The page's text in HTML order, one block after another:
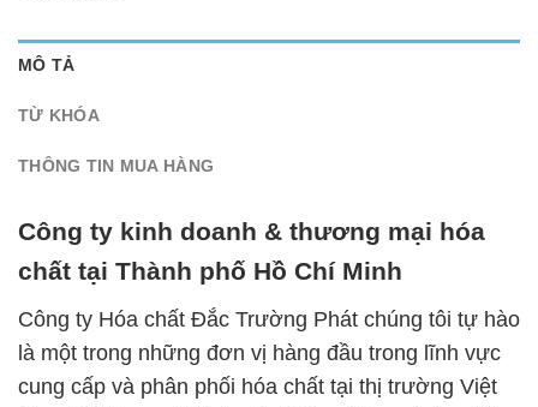
MÔ TẢ
TỪ KHÓA
THÔNG TIN MUA HÀNG
Công ty kinh doanh & thương mại hóa
chất tại Thành phố Hồ Chí Minh
Công ty Hóa chất Đắc Trường Phát chúng tôi tự hào
là một trong những đơn vị hàng đầu trong lĩnh vực
cung cấp và phân phối hóa chất tại thị trường Việt